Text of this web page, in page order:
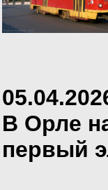
В Орле
первый